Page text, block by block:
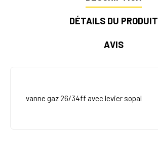
DÉTAILS DU PRODUIT
AVIS
vanne gaz 26/34ff avec levier sopal